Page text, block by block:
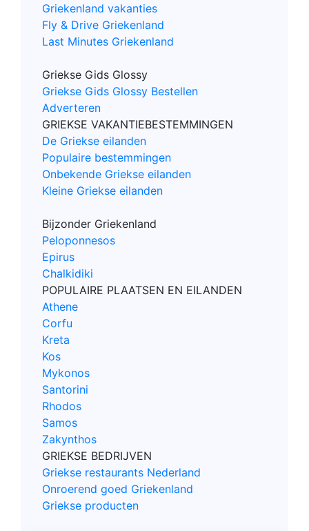
Griekenland vakanties
Fly & Drive Griekenland
Last Minutes Griekenland
Griekse Gids Glossy
Griekse Gids Glossy Bestellen
Adverteren
GRIEKSE VAKANTIEBESTEMMINGEN
De Griekse eilanden
Populaire bestemmingen
Onbekende Griekse eilanden
Kleine Griekse eilanden
Bijzonder Griekenland
Peloponnesos
Epirus
Chalkidiki
POPULAIRE PLAATSEN EN EILANDEN
Athene
Corfu
Kreta
Kos
Mykonos
Santorini
Rhodos
Samos
Zakynthos
GRIEKSE BEDRIJVEN
Griekse restaurants Nederland
Onroerend goed Griekenland
Griekse producten